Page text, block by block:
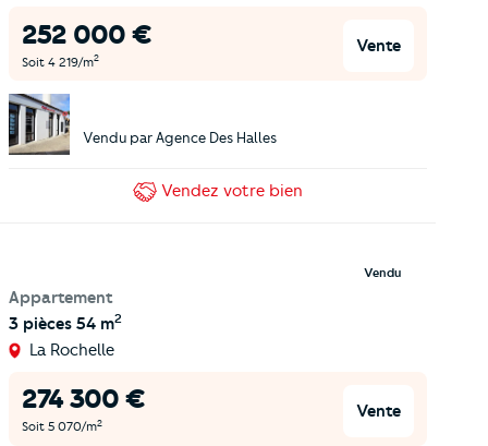
252 000 €
Soit 4 219/m2
Vente
Vendu parAgence Des Halles
Vendez votre bien
Appartement
3 pièces 54 m2
Vendu
La Rochelle
274 300 €
Soit 5 070/m2
Vente